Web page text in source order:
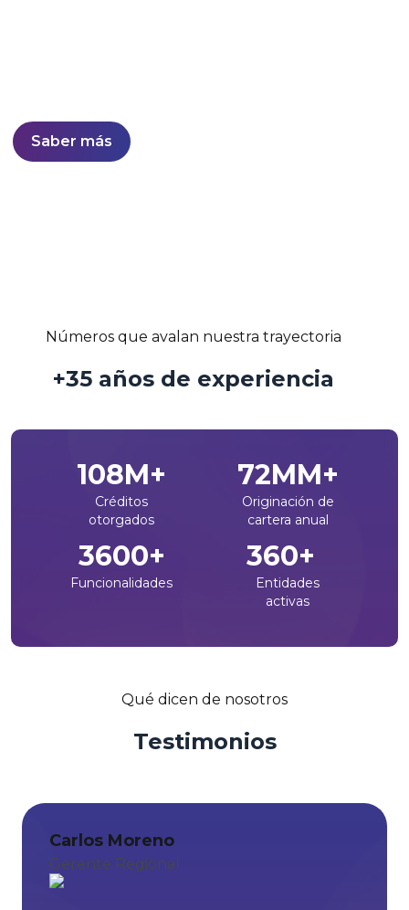
Saber más
Números que avalan nuestra trayectoria
+35 años de experiencia
135M+
Créditos
otorgados
89MM+
Originación de
cartera anual
4483+
Funcionalidades
448+
Entidades
activas
Qué dicen de nosotros
Testimonios
Carlos Moreno
Gerente Regional